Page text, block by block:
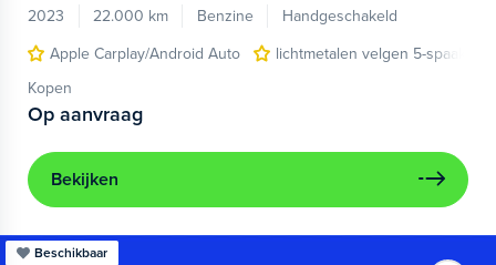
2023
22.000 km Benzine
Handgeschakeld
Apple Carplay/Android Auto
lichtmetalen velgen 5-spaaks
Kopen
Op aanvraag
Bekijken
Beschikbaar